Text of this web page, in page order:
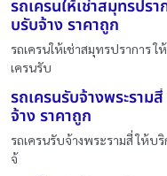
รถเครนให้เช่าสมุทรปร
บรับจ้าง ราคาถูก
รถเครนให้เช่าสมุทรปราการ ใ
เครนรับ
รถเครนรับจ้างพระราม
จ้าง ราคาถูก
รถเครนรับจ้างพระรามสี่ ให้บ
จ้